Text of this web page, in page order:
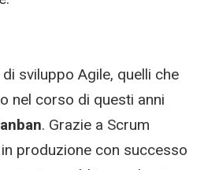
sviluppo Agile, quelli che
nel corso di questi anni
. Grazie a Scrum
produzione con successo